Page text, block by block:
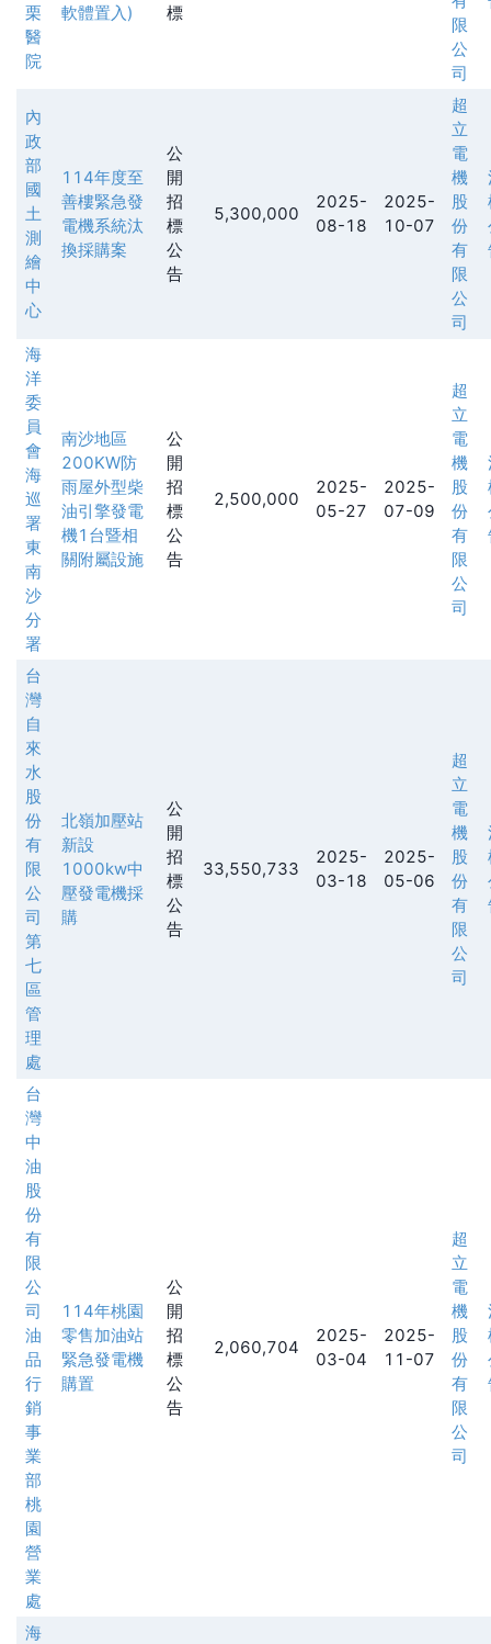
栗
醫
院
軟體置入) 標
限
公
司
內
政
部
國
土
測
繪
中
心
114年度至
善樓緊急發
電機系統汰
換採購案
公
開
招
標
公
告
5,300,000
2025-
08-18
2025-
10-07
超
立
電
機
股
份
有
限
公
司
海
洋
委
員
會
海
巡
署
東
南
沙
分
署
南沙地區
200KW防
雨屋外型柴
油引擎發電
機1台暨相
關附屬設施
公
開
招
標
公
告
2,500,000
2025-
05-27
2025-
07-09
超
立
電
機
股
份
有
限
公
司
台
灣
自
來
水
股
份
有
限
公
司
第
七
區
管
理
處
北嶺加壓站
新設
1000kw中
壓發電機採
購
公
開
招
標
公
告
33,550,733
2025-
03-18
2025-
05-06
超
立
電
機
股
份
有
限
公
司
台
灣
中
油
股
份
有
限
公
司
油
品
行
銷
事
業
部
桃
園
營
業
處
114年桃園
零售加油站
緊急發電機
購置
公
開
招
標
公
告
2,060,704
2025-
03-04
2025-
11-07
超
立
電
機
股
份
有
限
公
司
海